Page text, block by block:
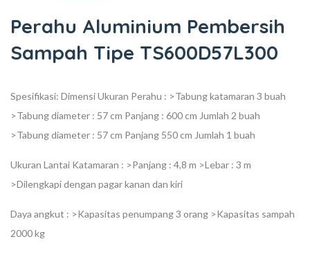
Perahu Aluminium Pembersih
Sampah Tipe TS600D57L300
Spesifikasi: Dimensi Ukuran Perahu : >Tabung katamaran 3 buah
>Tabung diameter : 57 cm Panjang : 600 cm Jumlah 2 buah
>Tabung diameter : 57 cm Panjang 550 cm Jumlah 1 buah
Ukuran Lantai Katamaran : >Panjang : 4,8 m >Lebar : 3 m
>Dilengkapi dengan pagar kanan dan kiri
Daya angkut : >Kapasitas penumpang 3 orang >Kapasitas sampah
2000 kg